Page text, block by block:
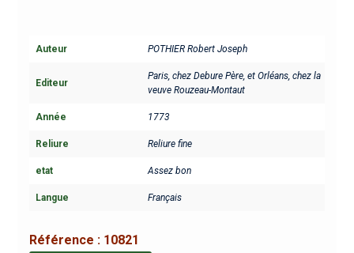
Auteur POTHIER Robert Joseph
Editeur
Paris, chez Debure Père, et Orléans, chez la
veuve Rouzeau-Montaut
Année 1773
Reliure Reliure fine
etat Assez bon
Langue Français
Référence : 10821